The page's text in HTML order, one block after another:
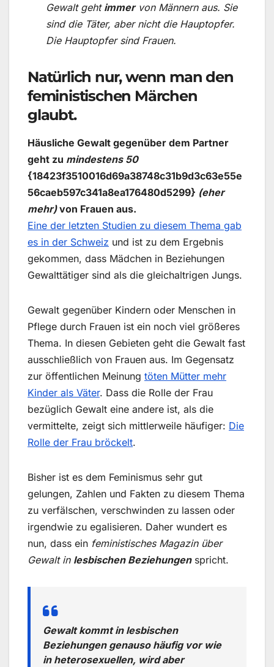
Gewalt geht immervon Männern aus. Sie
sind die Täter, aber nicht die Hauptopfer.
Die Hauptopfer sind Frauen.
Natürlich nur, wenn man den
feministischen Märchen
glaubt.
Häusliche Gewalt gegenüber dem Partner
geht zu mindestens 50
{18423f3510016d69a38748c31b9d3c63e55e
56caeb597c341a8ea176480d5299} (eher
mehr)von Frauen aus.
Eine der letzten Studien zu diesem Thema gab
es in der Schweiz und ist zu dem Ergebnis
gekommen, dass Mädchen in Beziehungen
Gewalttätiger sind als die gleichaltrigen Jungs.
Gewalt gegenüber Kindern oder Menschen in
Pflege durch Frauen ist ein noch viel größeres
Thema. In diesen Gebieten geht die Gewalt fast
ausschließlich von Frauen aus. Im Gegensatz
zur öffentlichen Meinung töten Mütter mehr
Kinder als Väter. Dass die Rolle der Frau
bezüglich Gewalt eine andere ist, als die
vermittelte, zeigt sich mittlerweile häufiger: Die
Rolle der Frau bröckelt.
Bisher ist es dem Feminismus sehr gut
gelungen, Zahlen und Fakten zu diesem Thema
zu verfälschen, verschwinden zu lassen oder
irgendwie zu egalisieren. Daher wundert es
nun, dass ein feministisches Magazin über
Gewalt in lesbischen Beziehungenspricht.
Gewalt kommt in lesbischen
Beziehungen genauso häufig vor wie
in heterosexuellen, wird aber